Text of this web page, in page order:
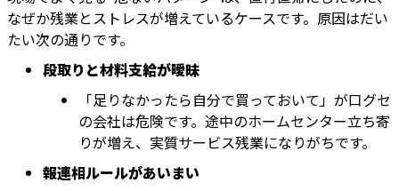
なぜか残業とストレスが増えているケースです。原因はだい
たい次の通りです。
段取りと材料支給が曖昧
「足りなかったら自分で買っておいて」が口グセ
の会社は危険です。途中のホームセンター立ち寄
りが増え、実質サービス残業になりがちです。
報連相ルールがあいまい